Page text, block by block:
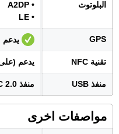
البلوتوث
• A2DP
• LE
GPS يدعم
تقنية NFC يدعم
منفذ USB منفذ USB Type-C 2.0
مواصفات اخرى